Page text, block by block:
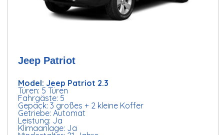
Jeep Patriot
Model: Jeep Patriot 2.3
Türen: 5 Türen
Fahrgäste: 5
Gepäck: 3 großes + 2 kleine Koffer
Getriebe: Automat
Leistung: Ja
Klimaanlage: Ja